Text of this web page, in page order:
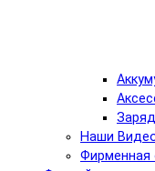
Наши